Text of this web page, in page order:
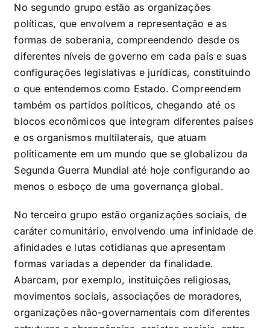
No segundo grupo estão as organizações
políticas, que envolvem a representação e as
formas de soberania, compreendendo desde os
diferentes níveis de governo em cada país e suas
configurações legislativas e jurídicas, constituindo
o que entendemos como Estado. Compreendem
também os partidos políticos, chegando até os
blocos econômicos que integram diferentes países
e os organismos multilaterais, que atuam
politicamente em um mundo que se globalizou da
Segunda Guerra Mundial até hoje configurando ao
menos o esboço de uma governança global.
No terceiro grupo estão organizações sociais, de
caráter comunitário, envolvendo uma infinidade de
afinidades e lutas cotidianas que apresentam
formas variadas a depender da finalidade.
Abarcam, por exemplo, instituições religiosas,
movimentos sociais, associações de moradores,
organizações não-governamentais com diferentes